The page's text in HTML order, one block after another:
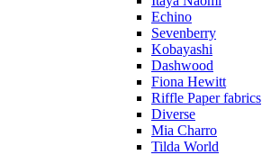
Echino
Sevenberry
Kobayashi
Dashwood
Fiona Hewitt
Riffle Paper fabrics
Diverse
Mia Charro
Tilda World